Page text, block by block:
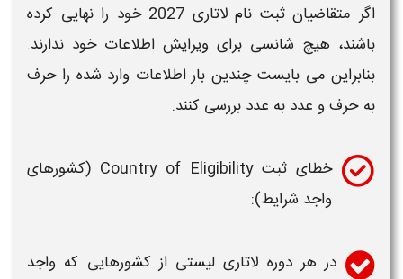
اگر متقاضیانثبت نام لاتاری 2027 خود را نهایی کرده
باشند، هیچ شانسی برای ویرایش اطلاعات خود ندارند.
بنابراین می بایست چندین بار اطلاعات وارد شده را حرف
به حرف و عدد به عدد بررسی کنند.
خطای ثبتCountry of Eligibility (کشورهای
واجد شرایط):
در هر دوره لاتاری لیستی از کشورهایی که واجد